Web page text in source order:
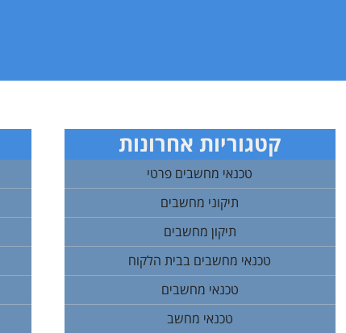
קטגוריות אחרונות
טכנאי מחשבים פרטי
תיקוני מחשבים
תיקון מחשבים
טכנאי מחשבים בבית הלקוח
טכנאי מחשבים
טכנאי מחשב